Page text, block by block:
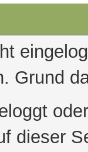
Grund
dieser